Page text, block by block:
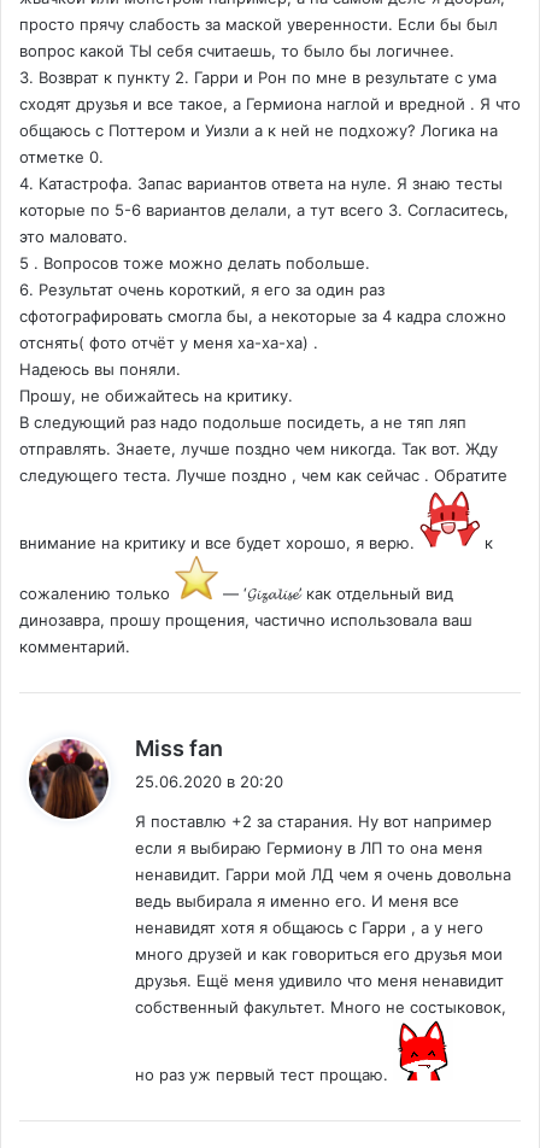
просто прячу слабость за маской уверенности. Если бы был
вопрос какой ТЫ себя считаешь, то было бы логичнее.
3. Возврат к пункту 2. Гарри и Рон по мне в результате с ума
сходят друзья и все такое, а Гермиона наглой и вредной . Я что
общаюсь с Поттером и Уизли а к ней не подхожу? Логика на
отметке 0.
4. Катастрофа. Запас вариантов ответа на нуле. Я знаю тесты
которые по 5-6 вариантов делали, а тут всего 3. Согласитесь,
это маловато.
5 . Вопросов тоже можно делать побольше.
6. Результат очень короткий, я его за один раз
сфотографировать смогла бы, а некоторые за 4 кадра сложно
отснять( фото отчёт у меня ха-ха-ха) .
Надеюсь вы поняли.
Прошу, не обижайтесь на критику.
В следующий раз надо подольше посидеть, а не тяп ляп
отправлять. Знаете, лучше поздно чем никогда. Так вот. Жду
следующего теста. Лучше поздно , чем как сейчас . Обратите
внимание на критику и все будет хорошо, я верю. к
сожалению только
— ‘𝓖𝓲𝔃𝓪𝓵𝓲𝓼𝓮’ как отдельный вид
динозавра, прошу прощения, частично использовала ваш
комментарий.
Miss fan
25.06.2020 в 20:20
Я поставлю +2 за старания. Ну вот например
если я выбираю Гермиону в ЛП то она меня
ненавидит. Гарри мой ЛД чем я очень довольна
ведь выбирала я именно его. И меня все
ненавидят хотя я общаюсь с Гарри , а у него
много друзей и как говориться его друзья мои
друзья. Ещё меня удивило что меня ненавидит
собственный факультет. Много не состыковок,
но раз уж первый тест прощаю.